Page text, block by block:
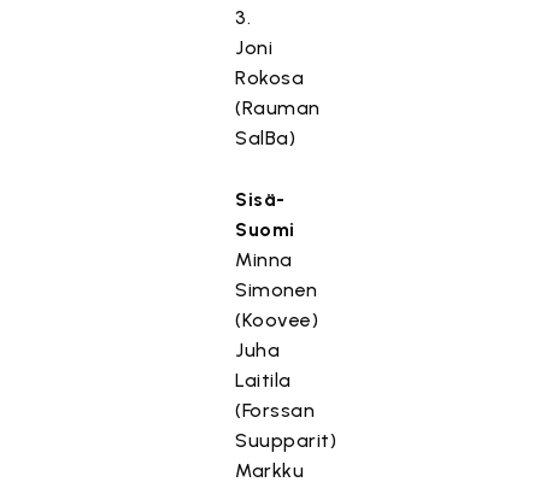
3.
Joni
Rokosa
(Rauman
SalBa)
Sisä-
Suomi
Minna
Simonen
(Koovee)
Juha
Laitila
(Forssan
Suupparit)
Markku